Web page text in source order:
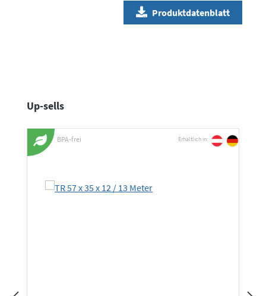
Produktdatenblatt
Produktgalerie überspringen
Up-sells
BPA-frei Erhältlich in: